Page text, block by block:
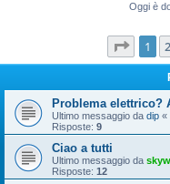
Oggi è
Pagina
1 2
Problema elettrico?
Ultimo messaggio da dip «
Risposte: 9
Ciao a tutti
Ultimo messaggio da
Risposte: 12